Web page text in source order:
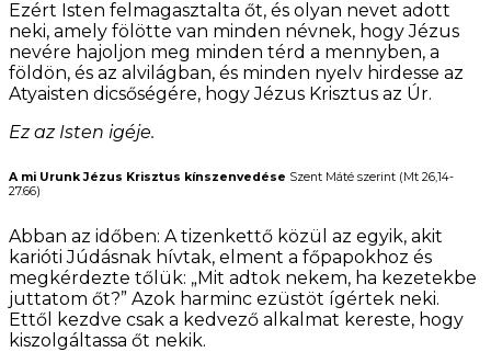
Ezért Isten felmagasztalta őt, és olyan nevet adott
neki, amely fölötte van minden névnek, hogy Jézus
nevére hajoljon meg minden térd a mennyben, a
földön, és az alvilágban, és minden nyelv hirdesse az
Atyaisten dicsőségére, hogy Jézus Krisztus az Úr.
Ez az Isten igéje.
A mi Urunk Jézus Krisztus kínszenvedése Szent Máté szerint (Mt 26,14-
27.66)
Abban az időben: A tizenkettő közül az egyik, akit
karióti Júdásnak hívtak, elment a főpapokhoz és
megkérdezte tőlük: „Mit adtok nekem, ha kezetekbe
juttatom őt?” Azok harminc ezüstöt ígértek neki.
Ettől kezdve csak a kedvező alkalmat kereste, hogy
kiszolgáltassa őt nekik.